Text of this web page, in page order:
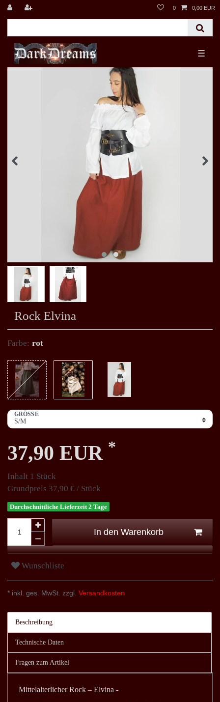
0 0,00 EUR
☰
Rock Elvina
Farbe: rot
GRÖSSE
37,90 EUR *
Inhalt 1 Stück
Grundpreis 37,90 € / Stück
Durchschnittliche Lieferzeit 2 Tage
In den Warenkorb
Wunschliste
* inkl. ges. MwSt. zzgl. Versandkosten
Beschreibung
Technische Daten
Fragen zum Artikel
Mittelalterlicher Rock – Elvina -